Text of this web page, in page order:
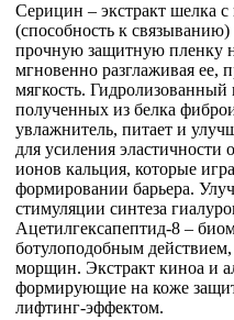
Серицин – экстракт шелка
(способность к
прочную защитную пленку
мгновенно разглаживая ее,
мягкость.
полученных из белка
увлажнитель, питает и
для усиления эластичности
ионов кальция, которые
формировании барьера.
стимуляции синтеза
Ацетилгексапептид-8 –
ботулоподобным
морщин. Экстракт киноа и
формирующие на коже
лифтинг-эффектом.